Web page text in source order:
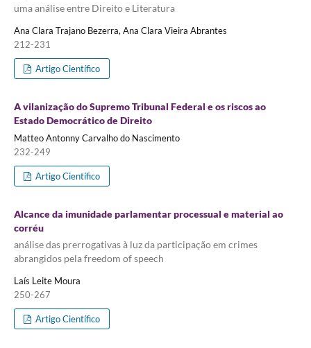
uma análise entre Direito e Literatura
Ana Clara Trajano Bezerra, Ana Clara Vieira Abrantes
212-231
Artigo Científico
A vilanização do Supremo Tribunal Federal e os riscos ao
Estado Democrático de Direito
Matteo Antonny Carvalho do Nascimento
232-249
Artigo Científico
Alcance da imunidade parlamentar processual e material ao
corréu
análise das prerrogativas à luz da participação em crimes
abrangidos pela freedom of speech
Laís Leite Moura
250-267
Artigo Científico